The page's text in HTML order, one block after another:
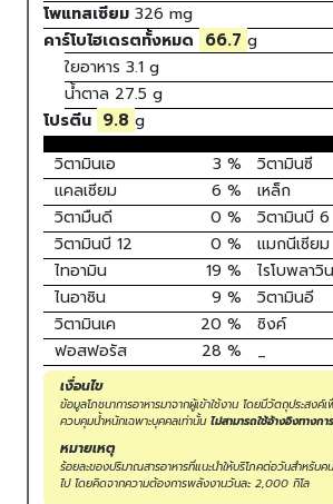
โพแทสเซียม 326 mg
คาร์โบไฮเดรตทั้งหมด 66.7 g
ใยอาหาร 3.1 g
น้ำตาล 27.5 g
โปรตีน 9.8 g
วิตามินเอ
3 % วิตามินซี
แคลเซียม
6 % เหล็ก
วิตามืนดี
0 % วิตามินบี 6
วิตามินบี 12
0 % แมกนีเซียม
ไทอามิน
19 % ไรโบพลาวิน
ไนอาซิน
9 % วิตามินอี
วิตามินเค
20 % ซิงค์
ฟอสฟอรัส
28 % _
เงื่อนไข
ข้อมูลโภชนาการอาหารมาจากผู้เข้าใช้งาน โดยมีวัตถุประสง
ควบคุมน้ำหนักเฉพาะบุคคลเท่านั้น ไม่สามารถใช้อ้างอิงทางก
หมายเหตุ
ร้อยละของปริมาณสารอาหารที่แนะนำให้บริโภคต่อวันสำหรับ
ไป โดยคิดจากความต้องการพลังงานวันละ 2,000 กิโล